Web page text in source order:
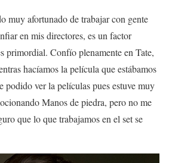
muy afortunado de trabajar con gente
en mis directores, es un factor
primordial. Confío plenamente en Tate,
hacíamos la película que estábamos
podido ver la películas pues estuve muy
Manos de piedra, pero no me
que lo que trabajamos en el set se